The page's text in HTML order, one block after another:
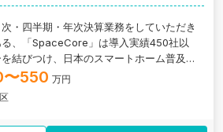
・四半期・年次決算業務をしていただき
る、「SpaceCore」は導入実績450社以
結びつけ、日本のスマートホーム普及を
550 万円